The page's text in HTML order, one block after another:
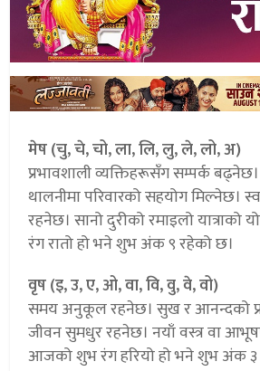
मेष (चु, चे, चो, ला, लि, लु, ले, लो, अ)
प्रभावशाली व्यक्तिहरूसँग सम्पर्क बढ्नेछ।
थालनीमा परिवारको सहयोग मिल्नेछ।
रहनेछ। सानो दुरीको रमाइलो
रंग रातो हो भने शुभ अंक ९ रहेको छ।
वृष (इ, उ, ए, ओ, वा, वि, वु, वे, वो)
समय अनुकूल रहनेछ। सुख र आनन्दको
जीवन सुमधुर रहनेछ। नयाँ वस्त्र वा
आजको शुभ रंग हरियो हो भने शुभ अंक ३